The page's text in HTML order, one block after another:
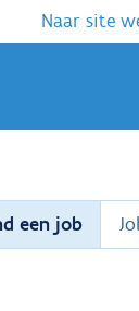
Naar site
een job